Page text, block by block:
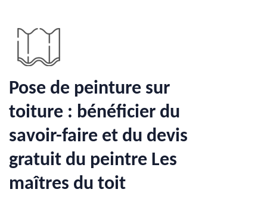
Pose de peinture sur
toiture : bénéficier du
savoir-faire et du devis
gratuit du peintre Les
maîtres du toit